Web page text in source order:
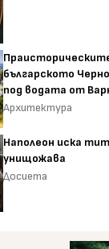
българското
под водата от
Архитектура
Наполеон иска
унищожава
Досиета